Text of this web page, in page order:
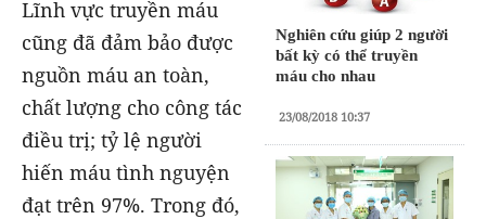
Nghiên cứu giúp 2 người
bất kỳ có thể truyền
máu cho nhau
23/08/2018 10:37
Lĩnh vực truyền máu
cũng đã đảm bảo được
nguồn máu an toàn,
chất lượng cho công tác
điều trị; tỷ lệ người
hiến máu tình nguyện
đạt trên 97%. Trong đó,